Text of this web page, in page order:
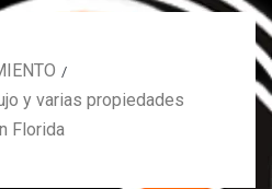
y varias propiedades
Florida